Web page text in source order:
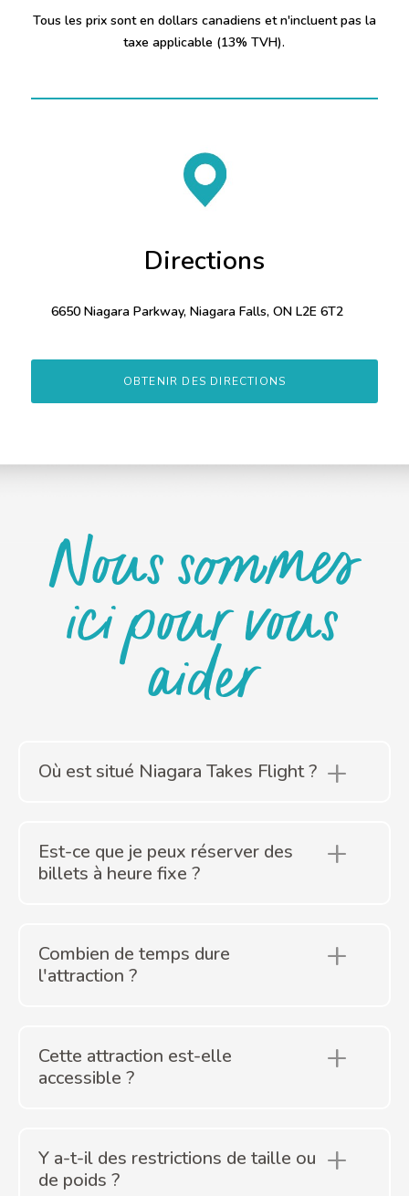
Tous les prix sont en dollars canadiens et n'incluent pas la
taxe applicable (13% TVH).
Directions
6650 Niagara Parkway, Niagara Falls, ON L2E 6T2
OBTENIR DES DIRECTIONS
Nous sommes
ici pour vous
aider
Où est situé Niagara Takes Flight ?
Est-ce que je peux réserver des
billets à heure fixe ?
Combien de temps dure
l'attraction ?
Cette attraction est-elle
accessible ?
Y a-t-il des restrictions de taille ou
de poids ?